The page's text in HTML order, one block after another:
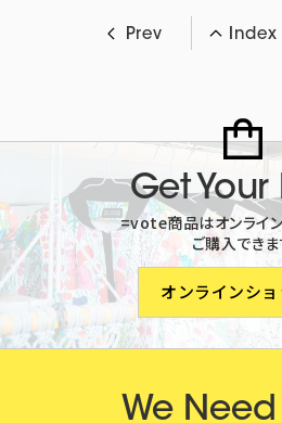
Prev Index
Get Your
=vote商品はオンライン
ご購入でき
オンラインシ
We Need